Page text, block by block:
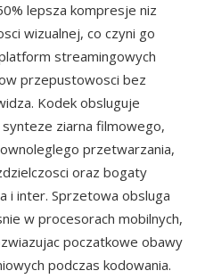
lepsza kompresje niz
wizualnej, co czyni go
streamingowych
przepustowosci bez
Kodek obsluguje
ziarna filmowego,
przetwarzania,
oraz bogaty
i inter. Sprzetowa obsluga
w procesorach mobilnych,
poczatkowe obawy
podczas kodowania.